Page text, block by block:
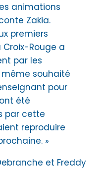
animations
Zakia.
premiers
Rouge a
par les
souhaité
pour
été
par cette
reproduire
»
et Freddy